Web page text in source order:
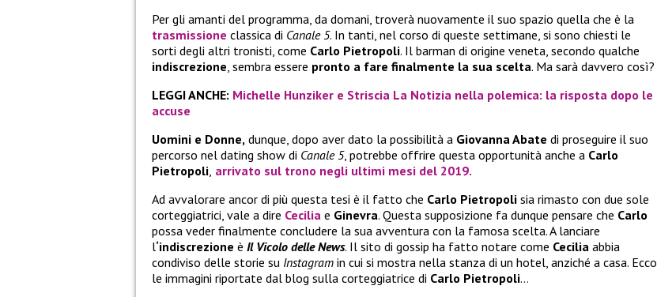
Per gli amanti del programma, da domani, troverà nuovamente il suo spazio quella che è la
trasmissione classica di Canale 5. In tanti, nel corso di queste settimane, si sono chiesti le
sorti degli altri tronisti, come Carlo Pietropoli. Il barman di origine veneta, secondo qualche
indiscrezione, sembra essere pronto a fare finalmente la sua scelta. Ma sarà davvero così?
LEGGI ANCHE: Michelle Hunziker e Striscia La Notizia nella polemica: la risposta dopo le
accuse
Uomini e Donne, dunque, dopo aver dato la possibilità a Giovanna Abate di proseguire il suo
percorso nel dating show di Canale 5, potrebbe offrire questa opportunità anche a Carlo
Pietropoli, arrivato sul trono negli ultimi mesi del 2019.
Ad avvalorare ancor di più questa tesi è il fatto che Carlo Pietropoli sia rimasto con due sole
corteggiatrici, vale a dire Cecilia e Ginevra. Questa supposizione fa dunque pensare che Carlo
possa veder finalmente concludere la sua avventura con la famosa scelta. A lanciare
l‘indiscrezione è Il Vicolo delle News. Il sito di gossip ha fatto notare come Cecilia abbia
condiviso delle storie su Instagram in cui si mostra nella stanza di un hotel, anziché a casa. Ecco
le immagini riportate dal blog sulla corteggiatrice di Carlo Pietropoli…